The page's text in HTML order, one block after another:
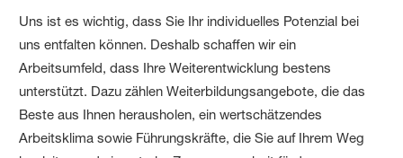
Uns ist es wichtig, dass Sie Ihr individuelles Potenzial bei
uns entfalten können. Deshalb schaffen wir ein
Arbeitsumfeld, dass Ihre Weiterentwicklung bestens
unterstützt. Dazu zählen Weiterbildungsangebote, die das
Beste aus Ihnen herausholen, ein wertschätzendes
Arbeitsklima sowie Führungskräfte, die Sie auf Ihrem Weg